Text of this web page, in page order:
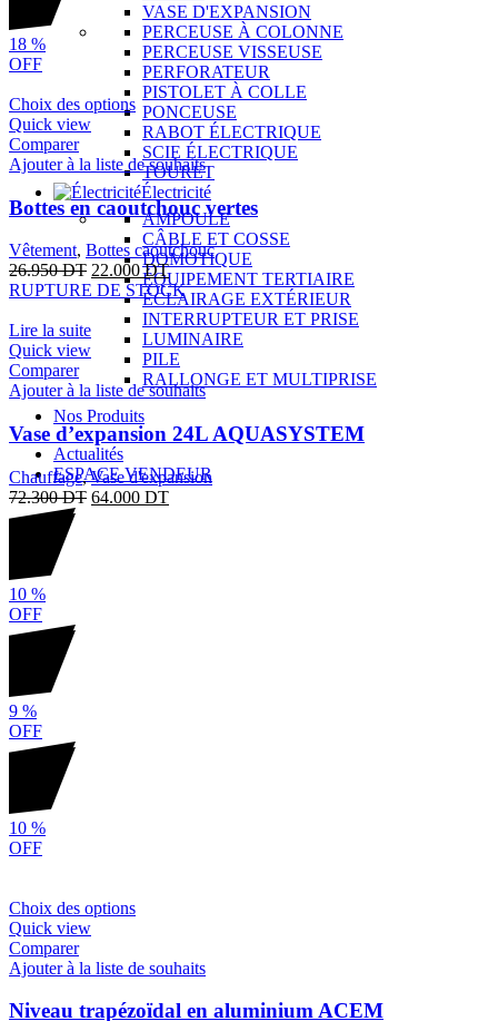
VASE D'EXPANSION
PERCEUSE À COLONNE
PERCEUSE VISSEUSE
PERFORATEUR
PISTOLET À COLLE
PONCEUSE
RABOT ÉLECTRIQUE
SCIE ÉLECTRIQUE
TOURET
Électricité
AMPOULE
CÂBLE ET COSSE
DOMOTIQUE
ÉQUIPEMENT TERTIAIRE
ÉCLAIRAGE EXTÉRIEUR
INTERRUPTEUR ET PRISE
LUMINAIRE
PILE
RALLONGE ET MULTIPRISE
Nos Produits
Actualités
ESPACE VENDEUR
18 %
OFF
Choix des options
Quick view
Comparer
Ajouter à la liste de souhaits
Bottes en caoutchouc vertes
Vêtement, Bottes caoutchouc
26.950DT 22.000DT
RUPTURE DE STOCK
Lire la suite
Quick view
Comparer
Ajouter à la liste de souhaits
Vase d’expansion 24L AQUASYSTEM
Chauffage,Vase d'expansion
72.300DT 64.000 DT
10 %
OFF
9 %
OFF
10 %
OFF
Choix des options
Quick view
Comparer
Ajouter à la liste de souhaits
Niveau trapézoïdal en aluminium ACEM